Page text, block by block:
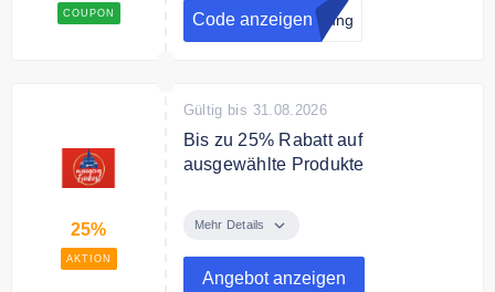
COUPON
auf Deine Bestellung
Code anzeigen dung
25%
AKTION
Gültig bis 31.08.2026
Bis zu 25% Rabatt auf
ausgewählte Produkte
ausgewählte Produkte im Sale.
Mehr Details
Angebot anzeigen